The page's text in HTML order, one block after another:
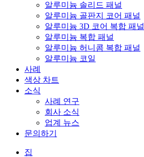
알루미늄 솔리드 패널
알루미늄 골판지 코어 패널
알루미늄 3D 코어 복합 패널
알루미늄 복합 패널
알루미늄 허니콤 복합 패널
알루미늄 코일
사례
색상 차트
소식
사례 연구
회사 소식
업계 뉴스
문의하기
집